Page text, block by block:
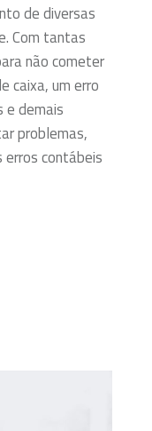
de diversas
Com tantas
não cometer
caixa, um erro
e demais
problemas,
erros contábeis